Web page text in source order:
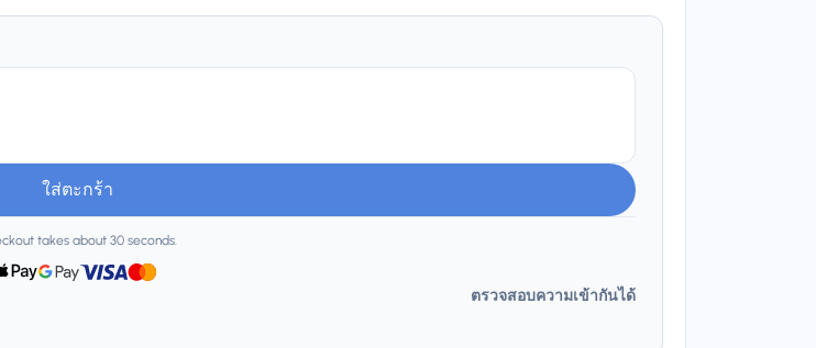
ใส่ตะกร้า
takes about 30 seconds.
ตรวจสอบความเข้ากันได้